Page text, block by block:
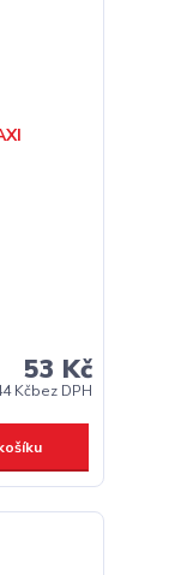
53 Kč
Kčbez DPH